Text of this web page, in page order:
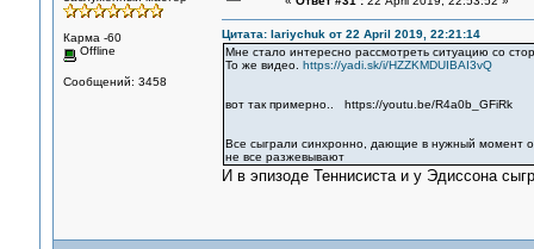
Карма -60
Offline
Сообщений: 3458
Цитата: lariychuk от 22 April 2019, 22:21:14
Мне стало интересно рассмотреть ситуацию со
То же видео. https://yadi.sk/i/HZZKMDUIBAI3vQ
вот так примерно.. https://youtu.be/R4a0b_GFiRk
Все сыграли синхронно, дающие в нужный момент
не все разжевывают
И в эпизоде Теннисиста и у Эдиссона